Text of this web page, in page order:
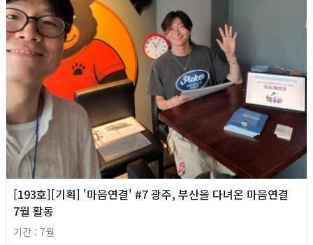
[193호][기획] '마음연결' #7 광주, 부산을 다녀온 마음연결
7월 활동
기간 : 7월